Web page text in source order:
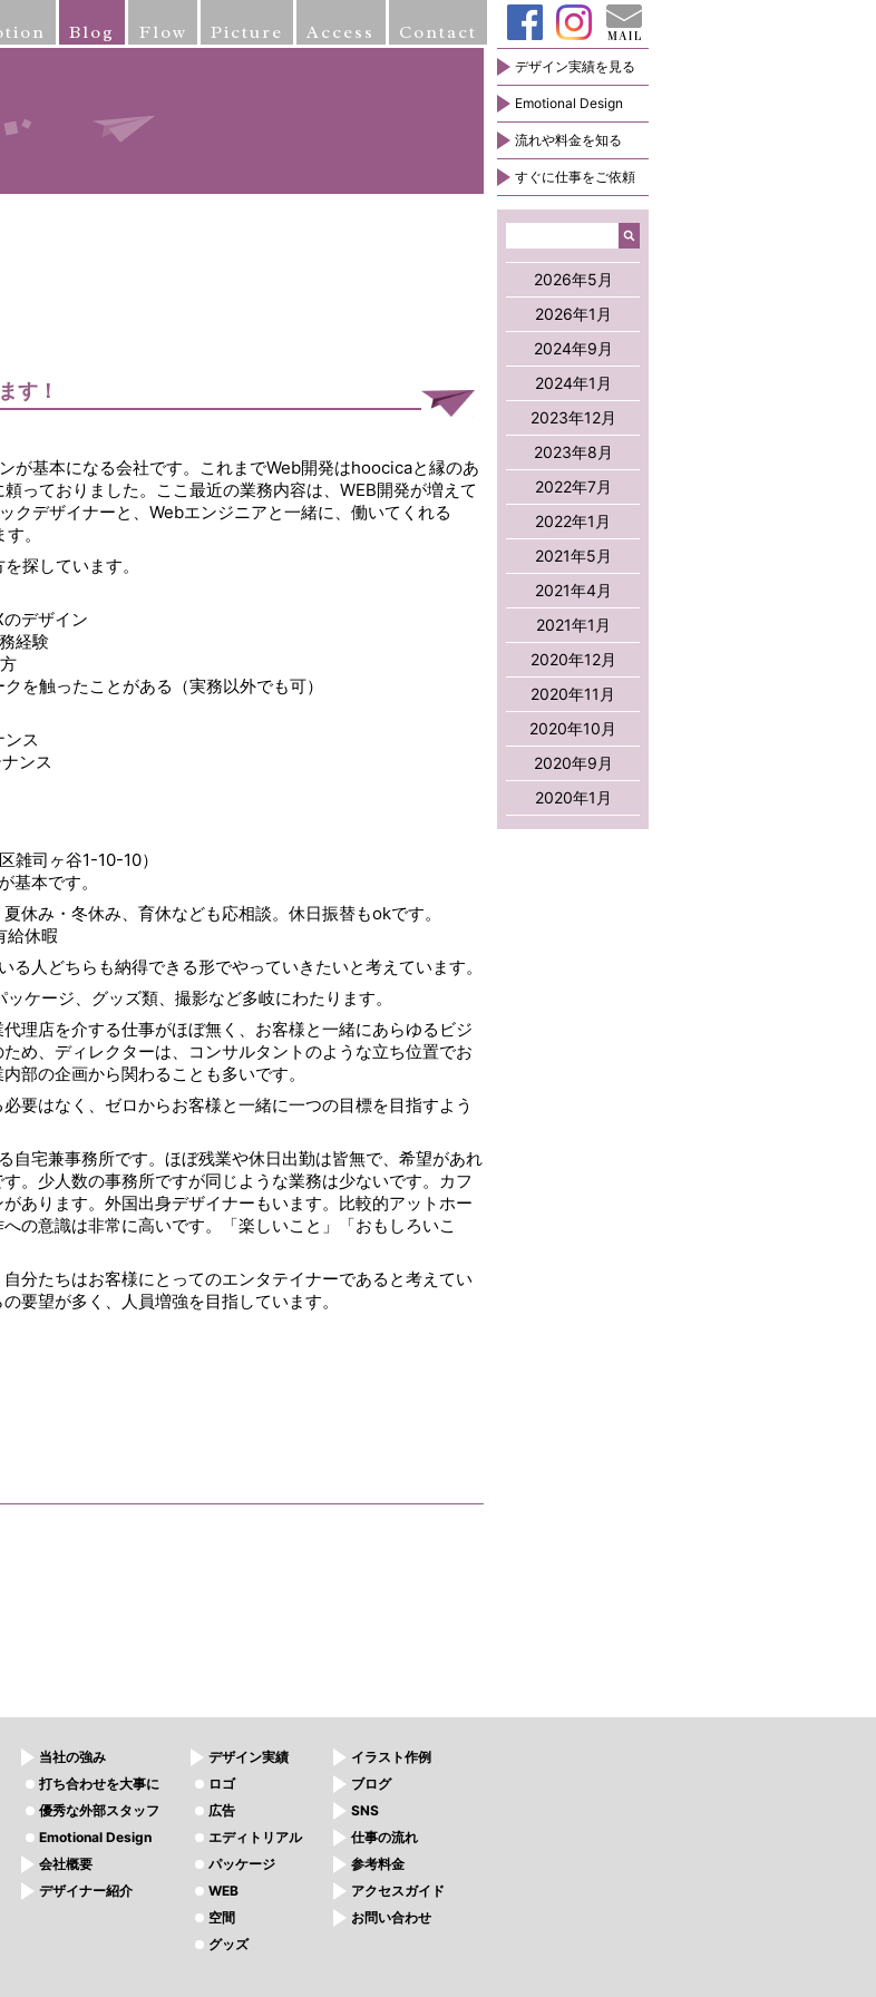
Blog Flow Picture Access Contact
す！
が基本になる会社です。これまでWeb開発はhoocicaと縁のあ
っておりました。ここ最近の業務内容は、WEB開発が増えて
クデザイナーと、Webエンジニアと一緒に、働いてくれる
。
探しています。
デザイン
経験
を触ったことがある（実務以外でも可）
ス
ンス
司ヶ谷1-10-10）
本です。
休み・冬休み、育休なども応相談。休日振替もokです。
給休暇
る人どちらも納得できる形でやっていきたいと考えています。
ケージ、グッズ類、撮影など多岐にわたります。
理店を介する仕事がほぼ無く、お客様と一緒にあらゆるビジ
め、ディレクターは、コンサルタントのような立ち位置でお
部の企画から関わることも多いです。
要はなく、ゼロからお客様と一緒に一つの目標を目指すよう
自宅兼事務所です。ほぼ残業や休日出勤は皆無で、希望があれ
。少人数の事務所ですが同じような業務は少ないです。カフ
あります。外国出身デザイナーもいます。比較的アットホー
の意識は非常に高いです。「楽しいこと」「おもしろいこ
分たちはお客様にとってのエンタテイナーであると考えてい
要望が多く、人員増強を目指しています。
デザイン実績を見る
Emotional Design
流れや料金を知る
すぐに仕事をご依頼
2026年5月
2026年1月
2024年9月
2024年1月
2023年12月
2023年8月
2022年7月
2022年1月
2021年5月
2021年4月
2021年1月
2020年12月
2020年11月
2020年10月
2020年9月
2020年1月
当社の強み
打ち合わせを大事に
優秀な外部スタッフ
Emotional Design
会社概要
デザイナー紹介
デザイン実績
ロゴ
広告
エディトリアル
パッケージ
WEB
空間
グッズ
イラスト作例
ブログ
SNS
仕事の流れ
参考料金
アクセスガイド
お問い合わせ